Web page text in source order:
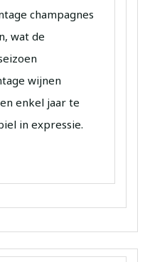
champagnes
wat de
wijnen
enkel jaar te
in expressie.